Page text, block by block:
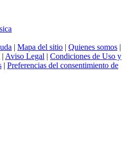
| Mapa del sitio | Quienes somos |
| Aviso Legal | Condiciones de Uso y
| Preferencias del consentimiento de